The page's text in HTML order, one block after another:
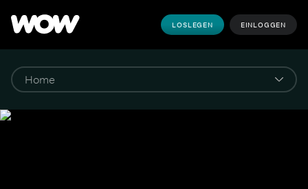
LOSLEGEN EINLOGGEN